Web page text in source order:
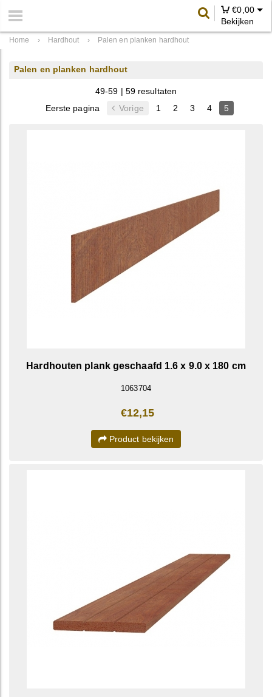
€0,00
Bekijken
Home › Hardhout › Palen en planken hardhout
Palen en planken hardhout
49-59 | 59 resultaten
Eerste pagina
Vorige 1 2 3 4 5
Hardhouten plank geschaafd 1.6 x 9.0 x 180 cm
1063704
€12,15
Product bekijken